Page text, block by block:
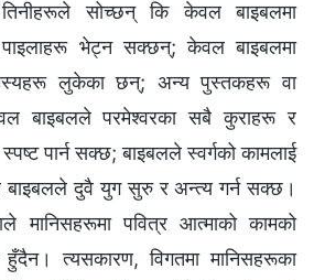
सोच्छन् कि केवल बाइबलमा
पाइलाहरू भेट्न सक्छन्; केवल बाइबलमा
लुकेका छन्; अन्य पुस्तकहरू वा
बाइबलले परमेश्‍वरका सबै कुराहरू र
स्पष्ट पार्न सक्छ; बाइबलले स्वर्गको कामलाई
बाइबलले दुवै युग सुरु र अन्त्य गर्न सक्छ।
मानिसहरूमा पवित्र आत्माको कामको
त्यसकारण, विगतमा मानिसहरूका